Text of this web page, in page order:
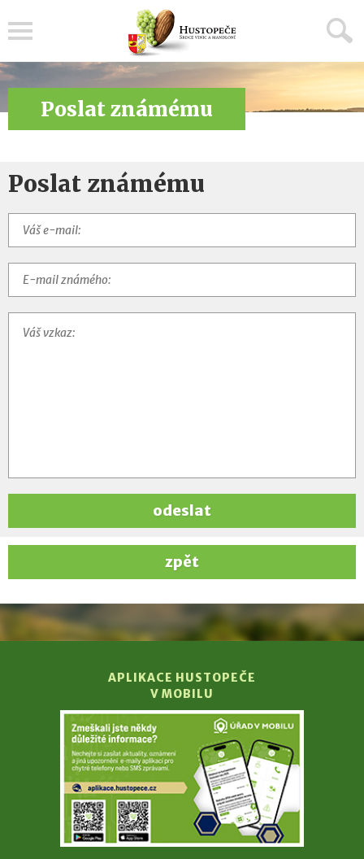
Poslat známému
Poslat známému
odeslat
zpět
APLIKACE HUSTOPEČE
V MOBILU